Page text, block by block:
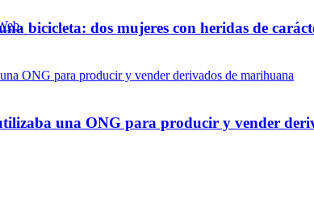
bicicleta: dos mujeres con heridas de
una ONG para producir y vender
.